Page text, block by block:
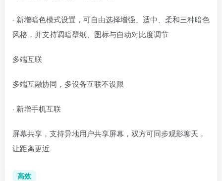
· 新增暗色模式设置，可自由选择增强、适中、柔和三种暗色
风格，并支持调暗壁纸、图标与自动对比度调节
多端互联
多端互融协同，多设备互联不设限
· 新增手机互联
屏幕共享，支持异地用户共享屏幕，双方可同步观影聊天，
让距离更近
高效